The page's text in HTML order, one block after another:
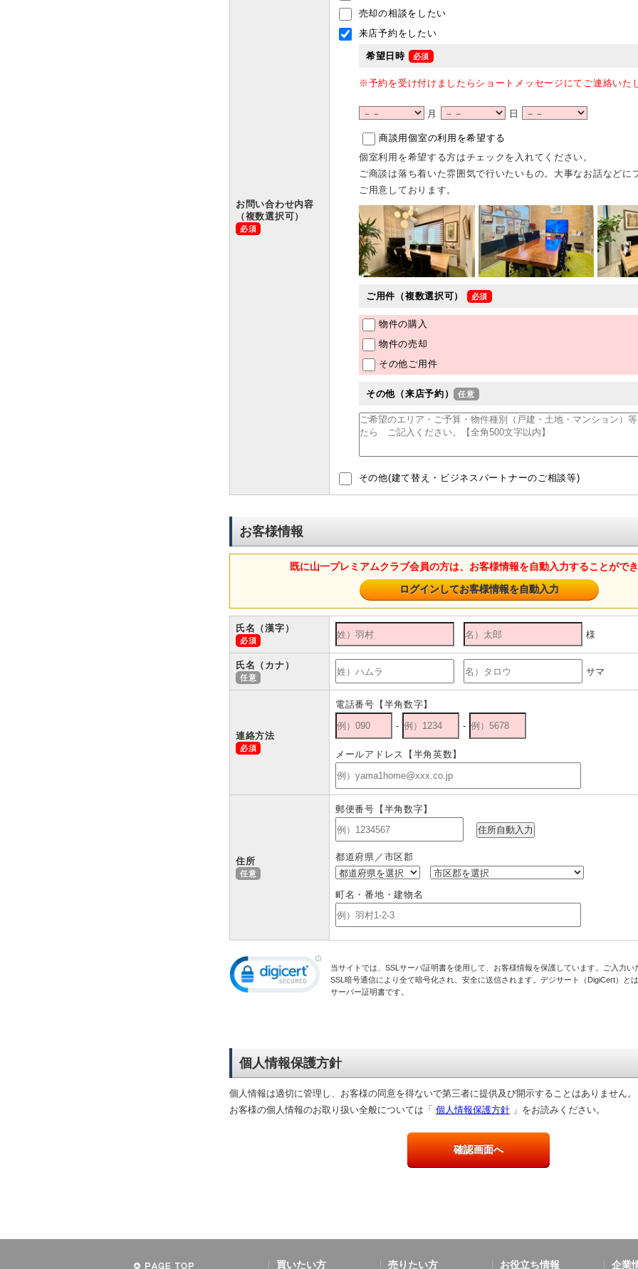
お問い合わせ内容
（複数選択可）
売却の相談をしたい
来店予約をしたい
希望日時
※予約を受け付けましたらショートメッセージにてご連絡いた
月 日
商談用個室の利用を希望する
個室利用を希望する方はチェックを入れてください。
ご商談は落ち着いた雰囲気で行いたいもの。大事なお話などに
ご用意しております。
ご用件（複数選択可）
物件の購入
物件の売却
その他ご用件
その他（来店予約）
その他(建て替え・ビジネスパートナーのご相談等)
お客様情報
既に山一プレミアムクラブ会員の方は、お客様情報を自動入力することがで
氏名（漢字）
様
氏名（カナ）
サマ
連絡方法
電話番号【半角数字】
-
-
メールアドレス【半角英数】
住所
郵便番号【半角数字】
都道府県／市区郡
町名・番地・建物名
当サイトでは、SSLサーバ証明書を使用して、お客様情報を保護しています。ご入力い
SSL暗号通信により全て暗号化され、安全に送信されます。デジサート（DigiCert）と
サーバー証明書です。
個人情報保護方針
個人情報は適切に管理し、お客様の同意を得ないで第三者に提供及び開示することはありません。
お客様の個人情報のお取り扱い全般については「 個人情報保護方針 」をお読みください。
買いたい方 売りたい方 お役立ち情報 企業